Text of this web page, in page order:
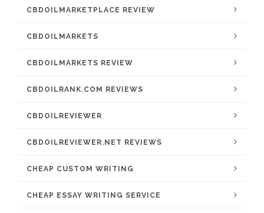
CBDOILMARKETPLACE REVIEW
CBDOILMARKETS
CBDOILMARKETS REVIEW
CBDOILRANK.COM REVIEWS
CBDOILREVIEWER
CBDOILREVIEWER.NET REVIEWS
CHEAP CUSTOM WRITING
CHEAP ESSAY WRITING SERVICE